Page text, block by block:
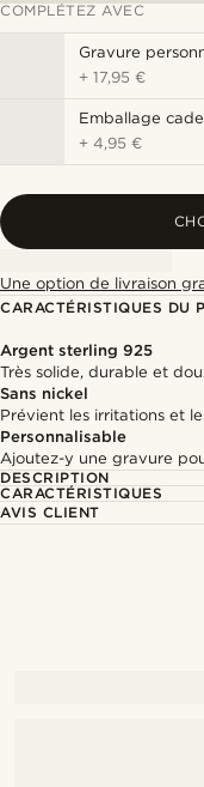
COMPLÉTEZ AVEC
Gravure
+17,95 €
Emballage
+4,95 €
Une option de livraison
CARACTÉRISTIQUES DU
Argent sterling 925
Très solide, durable et
Sans nickel
Prévient les irritations et
Personnalisable
Ajoutez-y une gravure
DESCRIPTION
CARACTÉRISTIQUES
AVIS CLIENT